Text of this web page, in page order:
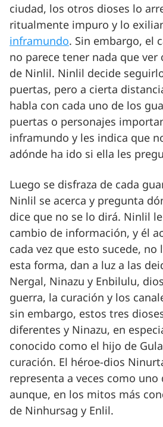
ciudad, los otros dioses lo
ritualmente impuro y lo
inframundo. Sin embargo, el
no parece tener nada que ver
de Ninlil. Ninlil decide
puertas, pero a cierta
habla con cada uno de los
puertas o personajes
inframundo y les indica que
adónde ha ido si ella les
Luego se disfraza de cada
Ninlil se acerca y pregunta
dice que no se lo dirá. Ninlil
cambio de información, y él
cada vez que esto sucede, no
esta forma, dan a luz a las
Nergal, Ninazu y Enbilulu,
guerra, la curación y los
sin embargo, estos tres
diferentes y Ninazu, en
conocido como el hijo de
curación. El héroe-dios
representa a veces como uno
aunque, en los mitos más
de Ninhursag y Enlil.